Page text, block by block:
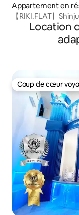
Appartement en
【RIKI.FLAT】
Location
Coup de cœur
Coup de cœur